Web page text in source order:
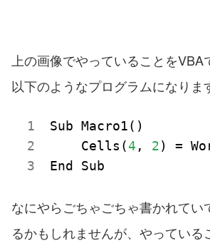
上の画像でやっていることをVBA
以下のようなプログラムになりま
Sub Macro1()
    Cells(
4 , 2) =
なにやらごちゃごちゃ書かれてい
るかもしれませんが、やっている